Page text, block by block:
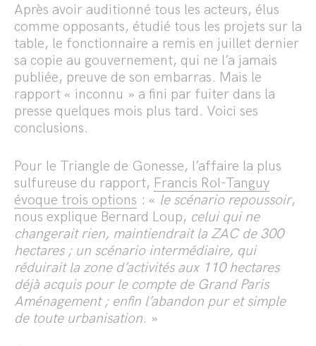
Après avoir auditionné tous les acteurs, élus
comme opposants, étudié tous les projets sur la
table, le fonctionnaire a remis en juillet dernier
sa copie au gouvernement, qui ne l’a jamais
publiée, preuve de son embarras. Mais le
rapport « inconnu » a fini par fuiter dans la
presse quelques mois plus tard. Voici ses
conclusions.
Pour le Triangle de Gonesse, l’affaire la plus
sulfureuse du rapport, Francis Rol-Tanguy
évoque trois options : « le scénario repoussoir,
nous explique Bernard Loup, celui qui ne
changerait rien, maintiendrait la ZAC de 300
hectares ; un scénario intermédiaire, qui
réduirait la zone d’activités aux 110 hectares
déjà acquis pour le compte de Grand Paris
Aménagement ; enfin l’abandon pur et simple
de toute urbanisation. »